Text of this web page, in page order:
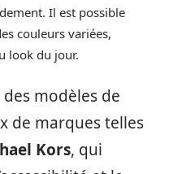
Il est possible
couleurs variées,
look du jour.
modèles de
de marques telles
Kors, qui